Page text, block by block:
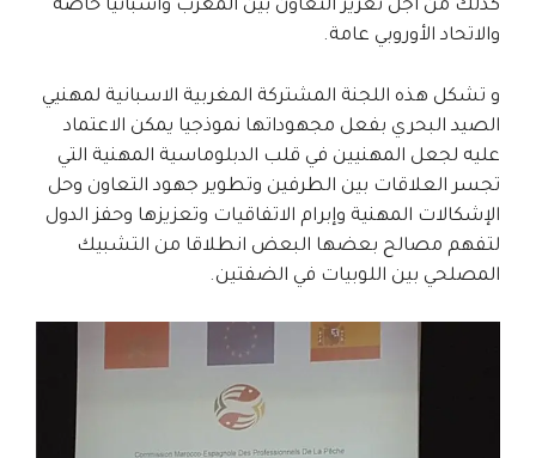
كذلك من أجل تعزيز التعاون بين المغرب واسبانيا خاصة
والاتحاد الأوروبي عامة.
و تشكل هذه اللجنة المشتركة المغربية الاسبانية لمهنيي
الصيد البحري بفعل مجهوداتها نموذجيا يمكن الاعتماد
عليه لجعل المهنيين في قلب الدبلوماسية المهنية التي
تجسر العلاقات بين الطرفين وتطوير جهود التعاون وحل
الإشكالات المهنية وإبرام الاتفاقيات وتعزيزها وحفز الدول
لتفهم مصالح بعضها البعض انطلاقا من التشبيك
المصلحي بين اللوبيات في الضفتين.